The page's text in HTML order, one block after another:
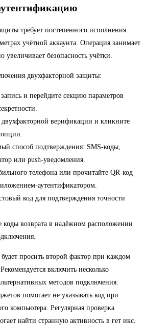
требует постепенного исполнения
учётной аккаунта. Операция занимает
увеличивает безопасность учётки.
двухфакторной защиты:
и перейдите секцию параметров
двухфакторной верификации и кликните
способ подтверждения: SMS-коды,
или push-уведомления.
телефона или прочитайте QR-код
аутентификатором.
код для подтверждения точности
коды возврата в надёжном расположении
просить второй фактор при каждом
включить несколько
методов подключения.
помогает не указывать код при
компьютера. Регулярная проверка
найти странную активность в гет икс.